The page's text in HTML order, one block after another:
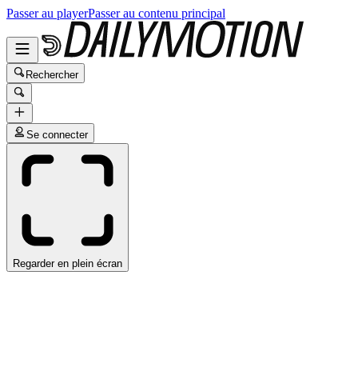
Passer au playerPasser au contenu principal
Rechercher
Se connecter
Regarder en plein écran